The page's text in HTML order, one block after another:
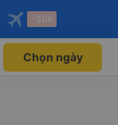
Mở app
Mở app
-30k
Chọn ngày